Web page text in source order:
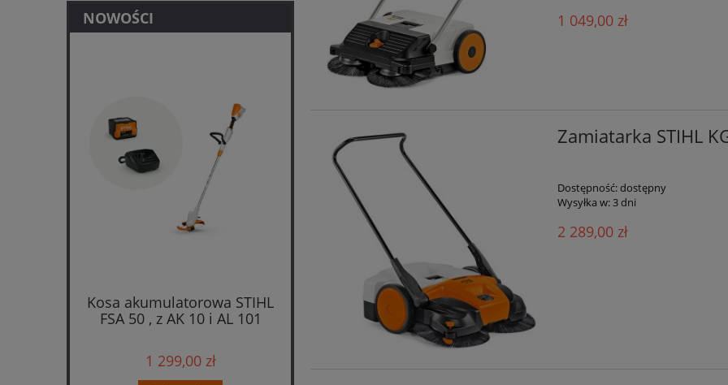
NOWOŚCI
Kosa akumulatorowa STIHL
FSA 50 , z AK 10 i AL 101
1 299,00 zł
1 049,00 zł
Zamiatarka STIHL
Dostępność:dostępny
Wysyłka w:3 dni
2 289,00 zł